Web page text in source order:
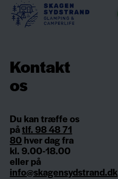
Kontakt
os
Du kan træffe os
påtlf. 98 48 71
80 hver dag fra
kl. 9.00-18.00
eller på
info@skagensydstrand.dk